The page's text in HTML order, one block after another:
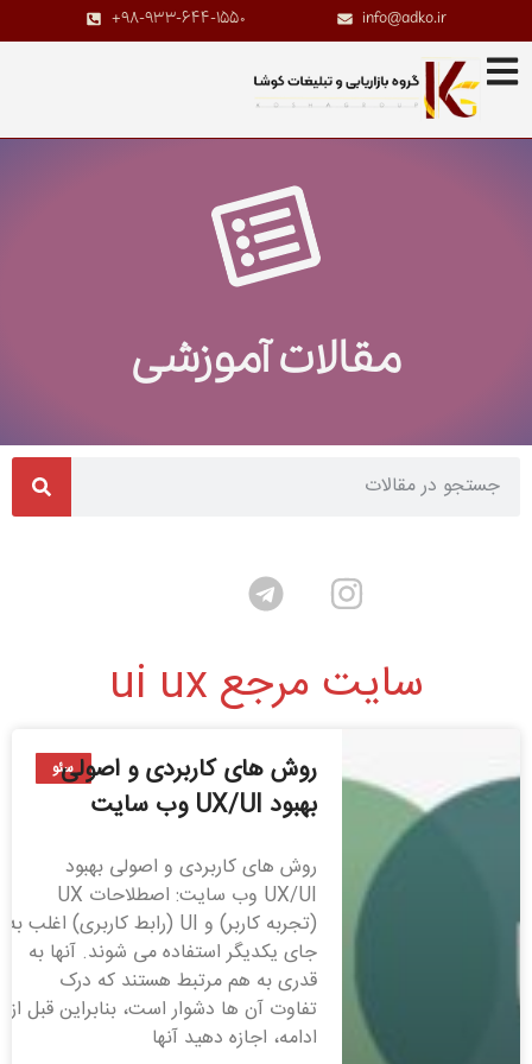
info@adko.ir
+98-933-644-1550
مقالات آموزشی
سایت مرجع ui ux
سئو
روش های کاربردی و اصولی
بهبود UX/UI وب سایت
روش های کاربردی و اصولی بهبود
UX/UI وب سایت: اصطلاحات UX
(تجربه کاربر) و UI (رابط کاربری) اغلب به
جای یکدیگر استفاده می شوند. آنها به
قدری به هم مرتبط هستند که درک
تفاوت آن ها دشوار است، بنابراین قبل از
ادامه، اجازه دهید آنها